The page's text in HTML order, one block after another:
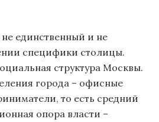
единственный и не
специфики столицы.
структура Москвы.
города – офисные
то есть средний
опора власти –